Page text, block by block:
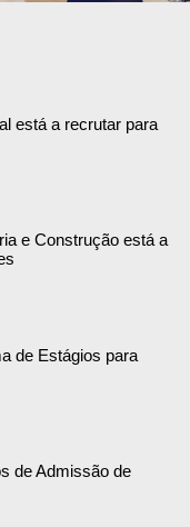
está a recrutar para
e Construção está a
de Estágios para
de Admissão de